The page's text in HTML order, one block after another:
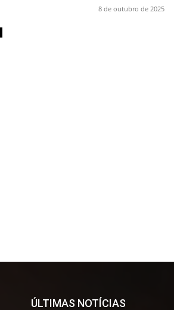
8 de outubro de 2025
ÚLTIMAS NOTÍCIAS